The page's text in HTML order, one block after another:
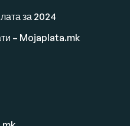
за 2024
– Mojaplata.mk